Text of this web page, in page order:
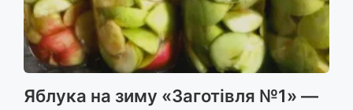
Яблука на зиму «Заготівля №1» —